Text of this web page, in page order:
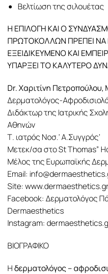
Βελτίωση της σιλουέτας
Η ΕΠΙΛΟΓΗ ΚΑΙ Ο
ΠΡΩΤΟΚΟΛΛΩΝ ΠΡΕΠΕΙ ΝΑ
ΕΞΕΙΔΙΚΕΥΜΕΝΟ ΚΑΙ
ΥΠΑΡΞΕΙ ΤΟ ΚΑΛΥΤΕΡΟ
Dr. Χαριτίνη Πετροπούλου,
Δερματολόγος-
Διδάκτωρ της Ιατρικής
Αθηνών
Τ. ιατρός Νοσ.‘ Α.Συγγρός’
Μετεκ/σα στο St Thomas”
Μέλος της Ευρωπαϊκής
Email:
Site:
Facebook: Δερματολόγος
Dermaesthetics
Instagram:
ΒΙΟΓΡΑΦΙΚΟ
Ηδερματολόγος –